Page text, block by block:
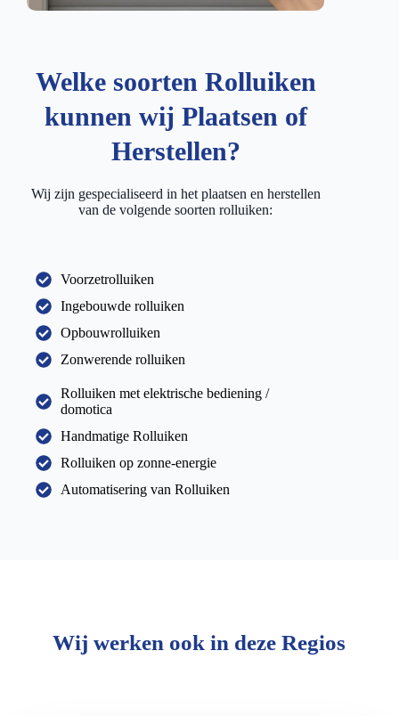
Welke soorten Rolluiken
kunnen wij Plaatsen of
Herstellen?
Wij zijn gespecialiseerd in het plaatsen en herstellen
van de volgende soorten rolluiken:
Voorzetrolluiken
Ingebouwde rolluiken
Opbouwrolluiken
Zonwerende rolluiken
Rolluiken met elektrische bediening /
domotica
Handmatige Rolluiken
Rolluiken op zonne-energie
Automatisering van Rolluiken
Wij werken ook in deze Regios